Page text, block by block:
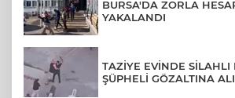
BURSA'DA ZORLA
YAKALANDI
TAZİYE EVİNDE SİLAHLI
ŞÜPHELİ GÖZALTINA